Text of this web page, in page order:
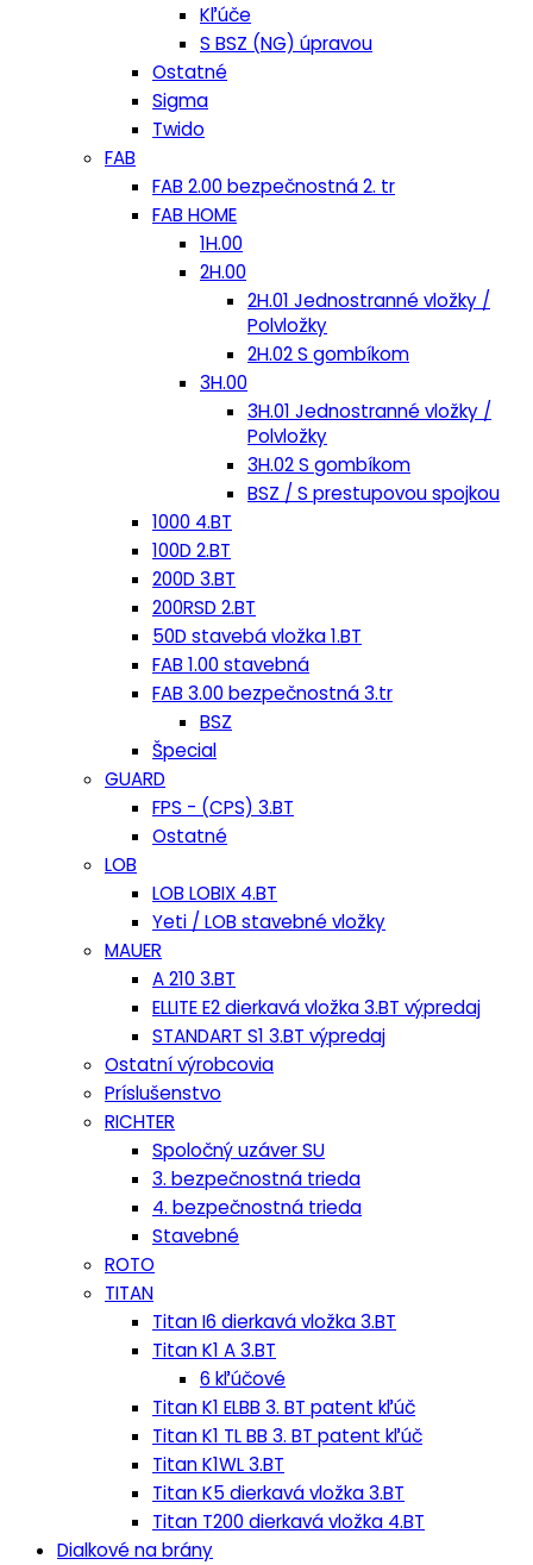
Kľúče
S BSZ (NG) úpravou
Ostatné
Sigma
Twido
FAB
FAB 2.00 bezpečnostná 2. tr
FAB HOME
1H.00
2H.00
2H.01 Jednostranné vložky /
Polvložky
2H.02 S gombíkom
3H.00
3H.01 Jednostranné vložky /
Polvložky
3H.02 S gombíkom
BSZ / S prestupovou spojkou
1000 4.BT
100D 2.BT
200D 3.BT
200RSD 2.BT
50D stavebá vložka 1.BT
FAB 1.00 stavebná
FAB 3.00 bezpečnostná 3.tr
BSZ
Špecial
GUARD
FPS - (CPS) 3.BT
Ostatné
LOB
LOB LOBIX 4.BT
Yeti / LOB stavebné vložky
MAUER
A 210 3.BT
ELLITE E2 dierkavá vložka 3.BT výpredaj
STANDART S1 3.BT výpredaj
Ostatní výrobcovia
Príslušenstvo
RICHTER
Spoločný uzáver SU
3. bezpečnostná trieda
4. bezpečnostná trieda
Stavebné
ROTO
TITAN
Titan I6 dierkavá vložka 3.BT
Titan K1 A 3.BT
6 kľúčové
Titan K1 ELBB 3. BT patent kľúč
Titan K1 TL BB 3. BT patent kľúč
Titan K1WL 3.BT
Titan K5 dierkavá vložka 3.BT
Titan T200 dierkavá vložka 4.BT
Dialkové na brány